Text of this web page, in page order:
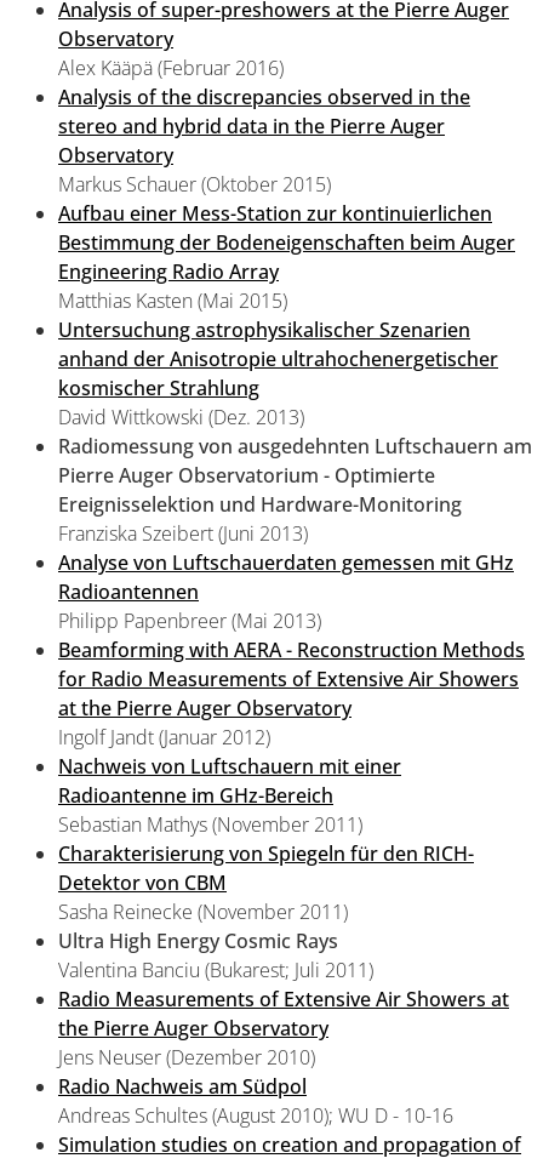
Analysis of super-preshowers at the Pierre Auger
Observatory
Alex Kääpä (Februar 2016)
Analysis of the discrepancies observed in the
stereo and hybrid data in the Pierre Auger
Observatory
Markus Schauer (Oktober 2015)
Aufbau einer Mess-Station zur kontinuierlichen
Bestimmung der Bodeneigenschaften beim Auger
Engineering Radio Array
Matthias Kasten (Mai 2015)
Untersuchung astrophysikalischer Szenarien
anhand der Anisotropie ultrahochenergetischer
kosmischer Strahlung
David Wittkowski (Dez. 2013)
Radiomessung von ausgedehnten Luftschauern am
Pierre Auger Observatorium - Optimierte
Ereignisselektion und Hardware-Monitoring
Franziska Szeibert (Juni 2013)
Analyse von Luftschauerdaten gemessen mit GHz
Radioantennen
Philipp Papenbreer (Mai 2013)
Beamforming with AERA - Reconstruction Methods
for Radio Measurements of Extensive Air Showers
at the Pierre Auger Observatory
Ingolf Jandt (Januar 2012)
Nachweis von Luftschauern mit einer
Radioantenne im GHz-Bereich
Sebastian Mathys (November 2011)
Charakterisierung von Spiegeln für den RICH-
Detektor von CBM
Sasha Reinecke (November 2011)
Ultra High Energy Cosmic Rays
Valentina Banciu (Bukarest; Juli 2011)
Radio Measurements of Extensive Air Showers at
the Pierre Auger Observatory
Jens Neuser (Dezember 2010)
Radio Nachweis am Südpol
Andreas Schultes (August 2010); WU D - 10-16
Simulation studies on creation and propagation of